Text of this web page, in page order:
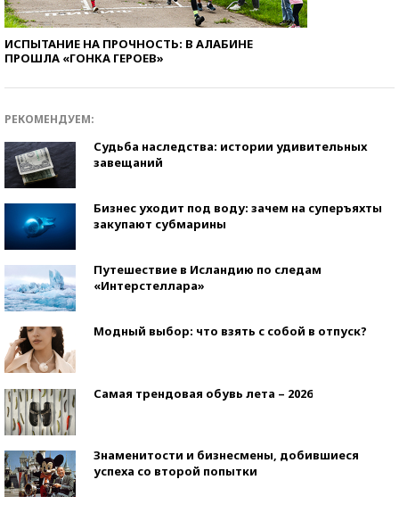
ИСПЫТАНИЕ НА ПРОЧНОСТЬ: В АЛАБИНЕ
ПРОШЛА «ГОНКА ГЕРОЕВ»
РЕКОМЕНДУЕМ:
Судьба наследства: истории удивительных
завещаний
Бизнес уходит под воду: зачем на суперъяхты
закупают субмарины
Путешествие в Исландию по следам
«Интерстеллара»
Модный выбор: что взять с собой в отпуск?
Самая трендовая обувь лета – 2026
Знаменитости и бизнесмены, добившиеся
успеха со второй попытки